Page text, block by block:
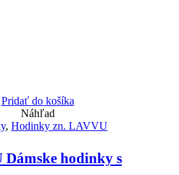
Pridať do košíka
Náhľad
, Hodinky zn. LAVVU
Dámske hodinky s